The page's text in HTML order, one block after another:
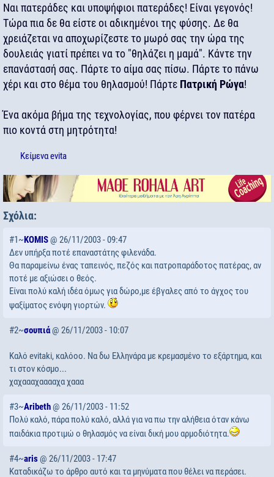
Ναι πατεράδες και υποψήφιοι πατεράδες! Είναι γεγονός!
Τώρα πια δε θα είστε οι αδικημένοι της φύσης. Δε θα
χρειάζεται να αποχωρίζεστε το μωρό σας την ώρα της
δουλειάς γιατί πρέπει να το "θηλάζει η μαμά". Κάντε την
επανάστασή σας. Πάρτε το αίμα σας πίσω. Πάρτε το πάνω
χέρι και στο θέμα του θηλασμού! Πάρτε Πατρική Ρώγα!
Ένα ακόμα βήμα της τεχνολογίας, που φέρνει τον πατέρα
πιο κοντά στη μητρότητα!
Κείμεναevita
Σχόλια:
#1~KOMIS@ 26/11/2003 - 09:47
Δεν υπήρξα ποτέ επαναστάτης φιλενάδα.
Θα παραμείνω ένας ταπεινός, πεζός και πατροπαράδοτος πατέρας, αν
ποτέ με αξιώσει ο θεός.
Είναι πολύ καλή ιδέα όμως για δώρο,με έβγαλες από το άγχος του
ψαξίματος ενόψη γιορτών.
#2~σουπιά@ 26/11/2003 - 10:07
Καλό evitaki, καλόοο. Να δω Ελληνάρα με κρεμασμένο το εξάρτημα, και
τι στον κόσμο...
χαχαααχααααχα χααα
#3~Aribeth@ 26/11/2003 - 11:52
Πολύ καλό, πάρα πολύ καλό, αλλά για να πω την αλήθεια όταν κάνω
παιδάκια προτιμώ ο θηλασμός να είναι δική μου αρμοδιότητα.
#4~aris @ 26/11/2003 - 17:47
Καταδικάζω το άρθρο αυτό και τα μηνύματα που θέλει να περάσει.